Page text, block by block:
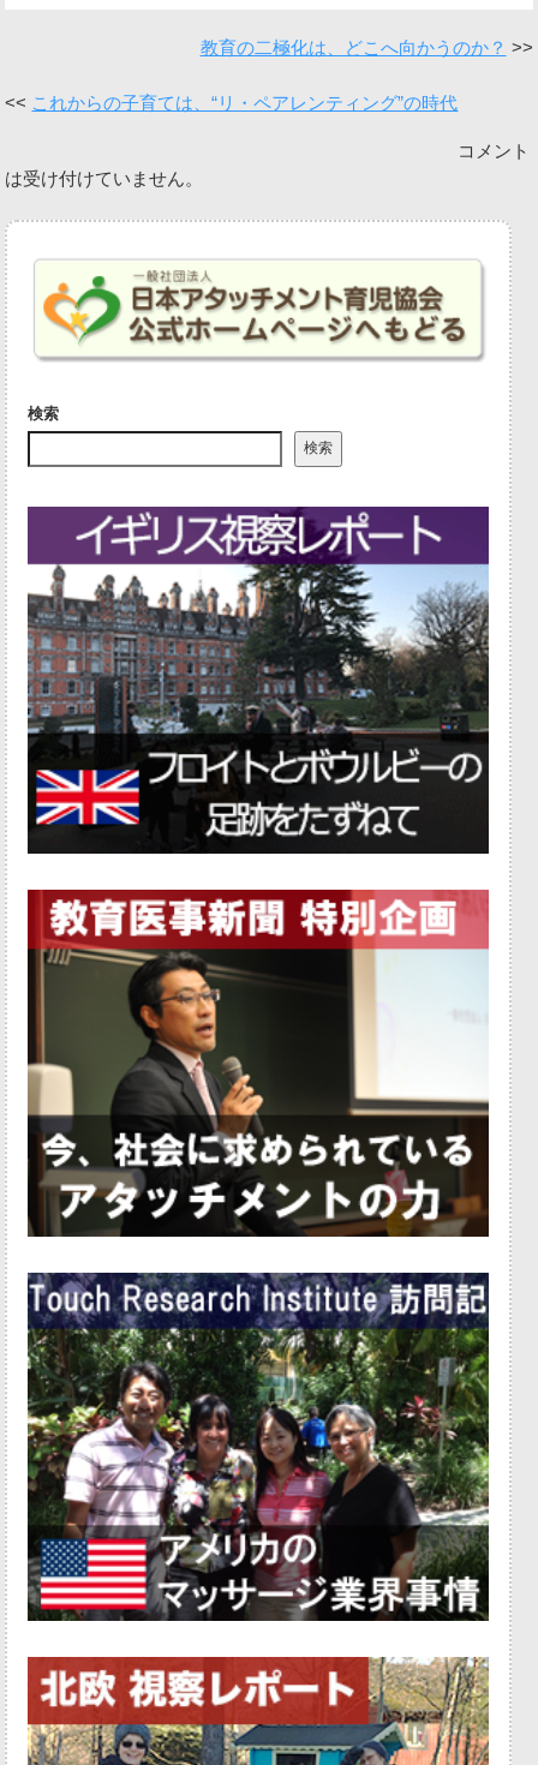
教育の二極化は、どこへ向かうのか？
これからの子育ては、“リ・ペアレンティング”の時代
コメント
は受け付けていません。
検索
検索